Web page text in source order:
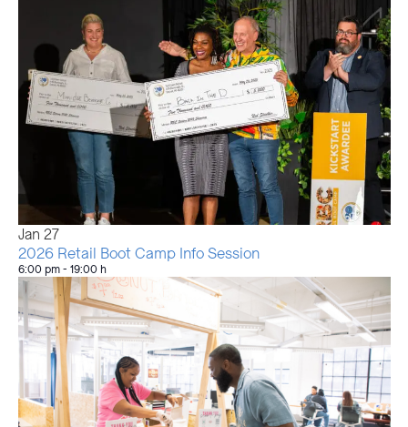
Jan 27
2026 Retail Boot Camp Info Session
6:00 pm- 19:00 h